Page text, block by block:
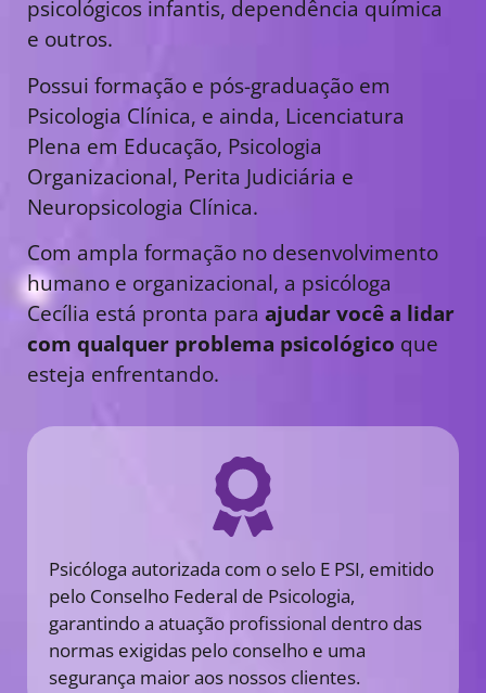
psicológicos infantis, dependência química
e outros.
Possui formação e pós-graduação em
Psicologia Clínica, e ainda, Licenciatura
Plena em Educação, Psicologia
Organizacional, Perita Judiciária e
Neuropsicologia Clínica.
Com ampla formação no desenvolvimento
humano e organizacional, a psicóloga
Cecília está pronta para ajudar você a lidar
com qualquer problema psicológico que
esteja enfrentando.
Psicóloga autorizada com o selo E PSI, emitido
pelo Conselho Federal de Psicologia,
garantindo a atuação profissional dentro das
normas exigidas pelo conselho e uma
segurança maior aos nossos clientes.